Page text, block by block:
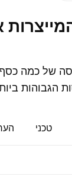
של כמה
הגבוהות
טכני